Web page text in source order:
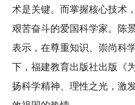
术是关键。而掌握核心技术
艰苦奋斗的爱国科学家。陈
表示，在尊重知识、崇尚科
下，福建教育出版社出版《
扬科学精神、理性之光，激